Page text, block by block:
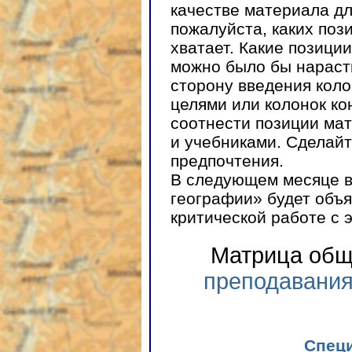
качестве материала
пожалуйста, каких
хватает. Какие
можно было бы
сторону введения
целями или колонок
соотнести позиции
и учебниками.
предпочтения.
В следующем месяце в
географии» будет
критической работе с
Матрица